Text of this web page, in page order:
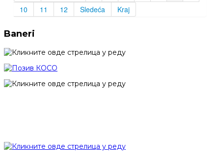
10
11 12 Sledeća Kraj
Baneri